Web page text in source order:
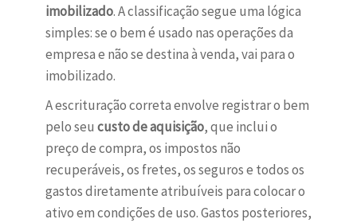
imobilizado. A classificação segue uma lógica
simples: se o bem é usado nas operações da
empresa e não se destina à venda, vai para o
imobilizado.
A escrituração correta envolve registrar o bem
pelo seu custo de aquisição, que inclui o
preço de compra, os impostos não
recuperáveis, os fretes, os seguros e todos os
gastos diretamente atribuíveis para colocar o
ativo em condições de uso. Gastos posteriores,